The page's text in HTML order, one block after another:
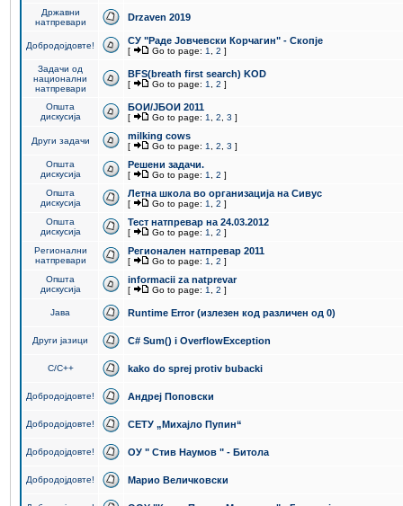
Државни
натпревари
Drzaven 2019
Добродојдовте! СУ "Раде Јовчевски Корчагин" - Скопје
[ Go to page: 1 2 ]
Задачи од
национални
натпревари
BFS(breath first search) KOD
[ Go to page: 1 2 ]
Општа
дискусија
БОИ/ЈБОИ 2011
[ Go to page: 1 2 3 ]
Други задачи milking cows
[ Go to page: 1 2 3 ]
Општа
дискусија
Решени задачи.
[ Go to page: 1 2 ]
Општа
дискусија
Летна школа во организација на Сивус
[ Go to page: 1 2 ]
Општа
дискусија
Тест натпревар на 24.03.2012
[ Go to page: 1 2 ]
Регионални
натпревари
Регионален натпревар 2011
[ Go to page: 1 2 ]
Општа
дискусија
informacii za natprevar
[ Go to page: 1 2 ]
Јава Runtime Error (излезен код различен од 0)
Други јазици C# Sum() i OverflowException
C/C++ kako do sprej protiv bubacki
Добродојдовте! Андреј Поповски
Добродојдовте! СЕТУ „Михајло Пупин“
Добродојдовте! ОУ " Стив Наумов " - Битола
Добродојдовте! Марио Величковски